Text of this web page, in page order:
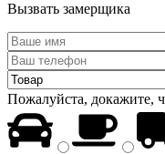
Вызвать замерщика
Пожалуйста, докажите,